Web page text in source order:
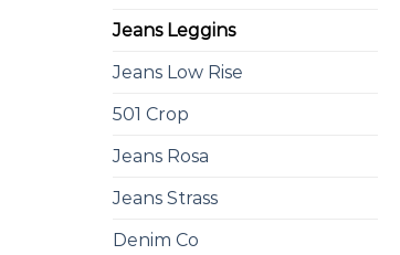
Jeans Leggins
Jeans Low Rise
501 Crop
Jeans Rosa
Jeans Strass
Denim Co